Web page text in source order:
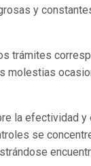
y
trámites
molestias
la efectividad
se